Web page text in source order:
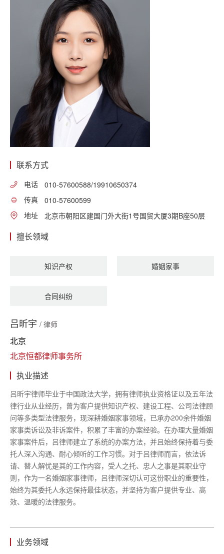
联系方式
电话
010-57600588/19910650374
传真
010-57600599
地址
北京市朝阳区建国门外大街1号国贸大厦3期B座50层
擅长领域
知识产权 婚姻家事
合同纠纷
吕昕宇 / 律师
北京
北京恒都律师事务所
执业描述
吕昕宇律师毕业于中国政法大学，拥有律师执业资格证以及五年法
律行业从业经历，曾为客户提供知识产权、建设工程、公司法律顾
问等多类型法律服务，现深耕婚姻家事领域，已承办200余件婚姻
家事类诉讼及非诉案件，积累了丰富的办案经验。在办理大量婚姻
家事案件后，吕律师建立了系统的办案方法，并且始终保持着与委
托人深入沟通、耐心倾听的工作习惯。对于吕律师而言，依法诉
请、替人解忧是其的工作内容，受人之托、忠人之事是其职业守
则，作为一名婚姻家事律师，吕律师深切认可这份职业的重要性，
始终为其委托人永远保持最佳状态，并坚持为客户提供专业、高
效、温暖的法律服务。
业务领域